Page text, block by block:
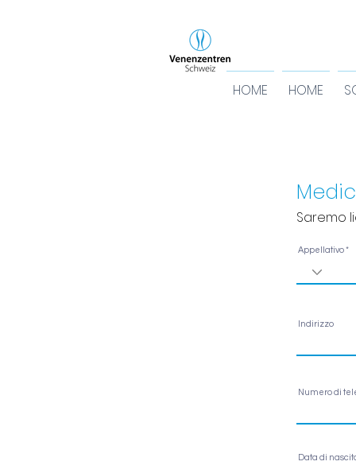
HOME HOME
Saremo
Appellativo
Indirizzo
Numero di
Data di